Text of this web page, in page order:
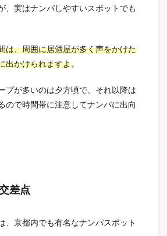
、実はナンパしやすいスポットでも
は、周囲に居酒屋が多く声をかけた
出かけられますよ。
プが多いのは夕方頃で、それ以降は
ので時間帯に注意してナンパに出向
差点
、京都内でも有名なナンパスポット